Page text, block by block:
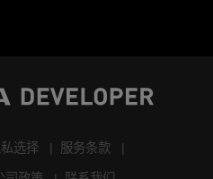
选择 服务条款